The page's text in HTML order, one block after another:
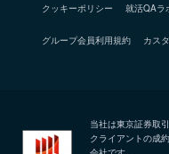
クッキーポリシー 就活QAラ
グループ会員利用規約 カス
当社は東京証券取
クライアントの成